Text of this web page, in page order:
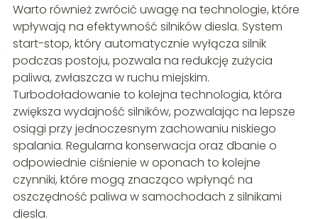
Warto również zwrócić uwagę na technologie, które
wpływają na efektywność silników diesla. System
start-stop, który automatycznie wyłącza silnik
podczas postoju, pozwala na redukcję zużycia
paliwa, zwłaszcza w ruchu miejskim.
Turbodoładowanie to kolejna technologia, która
zwiększa wydajność silników, pozwalając na lepsze
osiągi przy jednoczesnym zachowaniu niskiego
spalania. Regularna konserwacja oraz dbanie o
odpowiednie ciśnienie w oponach to kolejne
czynniki, które mogą znacząco wpłynąć na
oszczędność paliwa w samochodach z silnikami
diesla.